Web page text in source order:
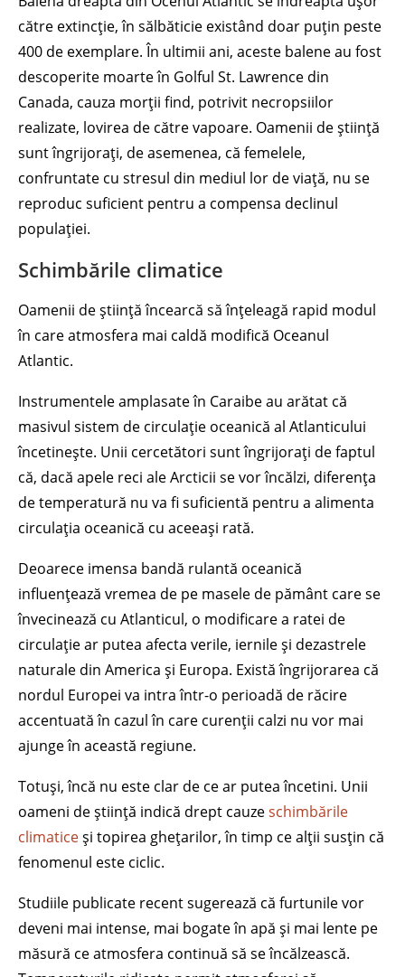
către extincție, în sălbăticie existând doar puțin peste
400 de exemplare. În ultimii ani, aceste balene au fost
descoperite moarte în Golful St. Lawrence din
Canada, cauza morții find, potrivit necropsiilor
realizate, lovirea de către vapoare. Oamenii de știință
sunt îngrijorați, de asemenea, că femelele,
confruntate cu stresul din mediul lor de viață, nu se
reproduc suficient pentru a compensa declinul
populației.
Schimbările climatice
Oamenii de știință încearcă să înțeleagă rapid modul
în care atmosfera mai caldă modifică Oceanul
Atlantic.
Instrumentele amplasate în Caraibe au arătat că
masivul sistem de circulație oceanică al Atlanticului
încetinește. Unii cercetători sunt îngrijorați de faptul
că, dacă apele reci ale Arcticii se vor încălzi, diferența
de temperatură nu va fi suficientă pentru a alimenta
circulația oceanică cu aceeași rată.
Deoarece imensa bandă rulantă oceanică
influențează vremea de pe masele de pământ care se
învecinează cu Atlanticul, o modificare a ratei de
circulație ar putea afecta verile, iernile și dezastrele
naturale din America și Europa. Există îngrijorarea că
nordul Europei va intra într-o perioadă de răcire
accentuată în cazul în care curenții calzi nu vor mai
ajunge în această regiune.
Totuși, încă nu este clar de ce ar putea încetini. Unii
oameni de știință indică drept cauzeschimbările
climaticeși topirea ghețarilor, în timp ce alții susțin că
fenomenul este ciclic.
Studiile publicate recent sugerează că furtunile vor
deveni mai intense, mai bogate în apă și mai lente pe
măsură ce atmosfera continuă să se încălzească.